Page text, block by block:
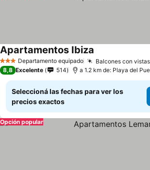
3 EstrellasDepartamento equipado Balcones con
Apartamentos Ibiza
8,8 Excelente 514 a 1.2 km de: Playa del
Seleccioná las fechas para ver los
precios exactos
Opción popular